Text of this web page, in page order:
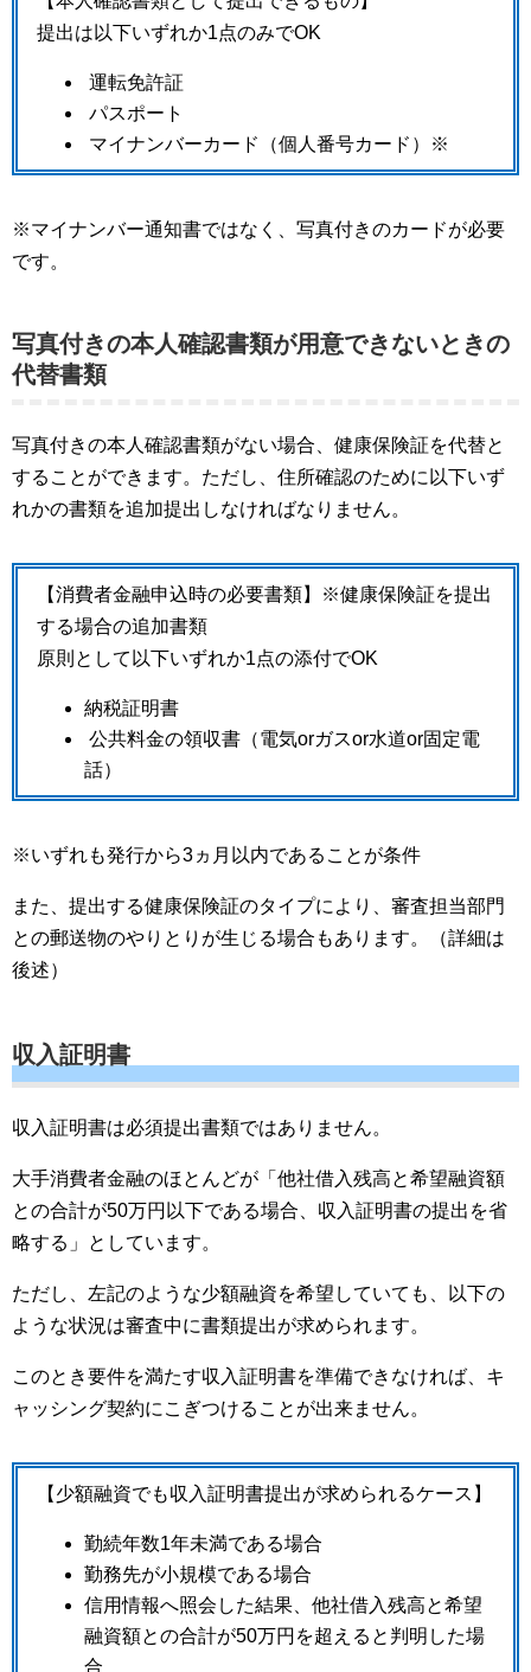
提出は以下いずれか1点のみでOK
運転免許証
パスポート
マイナンバーカード（個人番号カード）※
※マイナンバー通知書ではなく、写真付きのカードが必要
です。
写真付きの本人確認書類が用意できないときの
代替書類
写真付きの本人確認書類がない場合、健康保険証を代替と
することができます。ただし、住所確認のために以下いず
れかの書類を追加提出しなければなりません。
【消費者金融申込時の必要書類】※健康保険証を提出
する場合の追加書類
原則として以下いずれか1点の添付でOK
納税証明書
公共料金の領収書（電気orガスor水道or固定電
話）
※いずれも発行から3ヵ月以内であることが条件
また、提出する健康保険証のタイプにより、審査担当部門
との郵送物のやりとりが生じる場合もあります。（詳細は
後述）
収入証明書
収入証明書は必須提出書類ではありません。
大手消費者金融のほとんどが「他社借入残高と希望融資額
との合計が50万円以下である場合、収入証明書の提出を省
略する」としています。
ただし、左記のような少額融資を希望していても、以下の
ような状況は審査中に書類提出が求められます。
このとき要件を満たす収入証明書を準備できなければ、キ
ャッシング契約にこぎつけることが出来ません。
【少額融資でも収入証明書提出が求められるケース】
勤続年数1年未満である場合
勤務先が小規模である場合
信用情報へ照会した結果、他社借入残高と希望
融資額との合計が50万円を超えると判明した場
合